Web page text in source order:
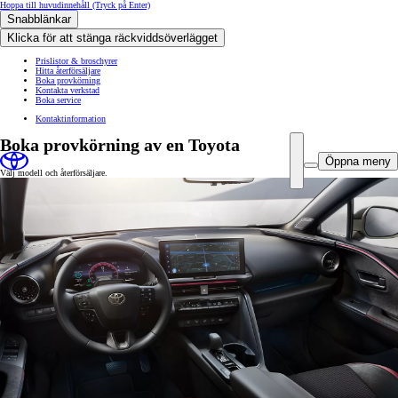
Hoppa till huvudinnehåll (Tryck på Enter)
Snabblänkar
Klicka för att stänga räckviddsöverlägget
Prislistor & broschyrer
Hitta återförsäljare
Boka provkörning
Kontakta verkstad
Boka service
Kontaktinformation
Öppna meny
Boka provkörning av en Toyota
Välj modell och återförsäljare.